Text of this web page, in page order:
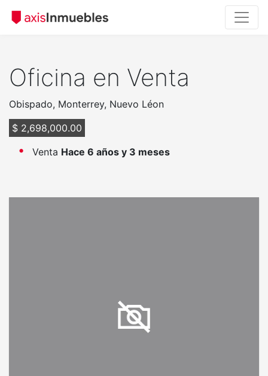
Oficina en Venta
Obispado, Monterrey, Nuevo Léon
$ 2,698,000.00
Venta Hace 6 años y 3 meses